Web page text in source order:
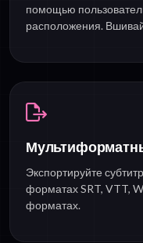
помощью
расположения.
Экспортируйте
форматах SRT, VTT,
форматах.